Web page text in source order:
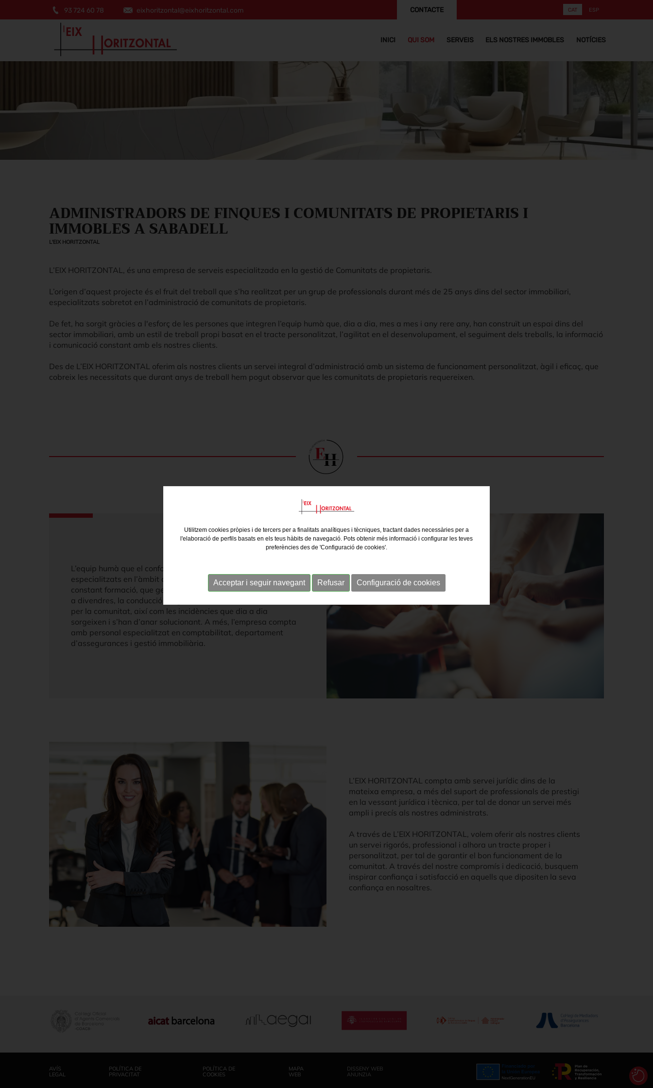
93 724 60 78 eixhoritzontal@eixhoritzontal.com CONTACTE CAT ESP
INICI QUI SOM SERVEIS ELS NOSTRES IMMOBLES NOTÍCIES
ADMINISTRADORS DE FINQUES I COMUNITATS DE PROPIETARIS I
IMMOBLES A SABADELL
L'EIX HORITZONTAL
L’EIX HORITZONTAL, és una empresa de serveis especialitzada en la gestió de Comunitats de propietaris.
L’origen d’aquest projecte és el fruit del treball que s’ha realitzat per un grup de professionals durant més de 25 anys dins del sector immobiliari,
especialitzats sobretot en l’administració de comunitats de propietaris.
De fet, ha sorgit gràcies a l'esforç de les persones que integren l’equip humà que, dia a dia, mes a mes i any rere any, han construït un espai dins del
sector immobiliari, amb un estil de treball propi basat en el tracte personalitzat, l’agilitat en el desenvolupament, el seguiment dels treballs, la informació
i comunicació constant amb els nostres clients.
Des de L’EIX HORITZONTAL oferim als nostres clients un servei integral d’administració amb un sistema de funcionament personalitzat, àgil i eficaç, que
cobreix les necessitats que durant anys de treball hem pogut observar que les comunitats de propietaris requereixen.
L’equip humà que el conforma està format per gestors
especialitzats en l’àmbit de les comunitats de propietaris i en
constant formació, que gestionen de forma permanent de dilluns
a divendres, la conducció i seguiment dels serveis contractats
per la comunitat, així com les incidències que dia a dia
sorgeixen i s’han d’anar solucionant. A més, l’empresa compta
amb personal especialitzat en comptabilitat, departament
d’assegurances i gestió immobiliària.
L’EIX HORITZONTAL compta amb servei jurídic dins de la
mateixa empresa, a més del suport de professionals de prestigi
en la vessant jurídica i tècnica, per tal de donar un servei més
ampli i precís als nostres administrats.
A través de L’EIX HORITZONTAL, volem oferir als nostres clients
un servei rigorós, professional i alhora un tracte proper i
personalitzat, per tal de garantir el bon funcionament de la
comunitat. A través del nostre compromís i dedicació, busquem
inspirar confiança i satisfacció en aquells que dipositen la seva
confiança en nosaltres.
AVÍS
LEGAL
POLÍTICA DE
PRIVACITAT
POLÍTICA DE
COOKIES
MAPA
WEB
DISSENY WEB
ANUNZIA
Utilitzem cookies pròpies i de tercers per a finalitats analítiques i tècniques, tractant dades necessàries per a
l'elaboració de perfils basats en els teus hàbits de navegació. Pots obtenir més informació i configurar les teves
preferències des de 'Configuració de cookies'.
Acceptar i seguir navegant Refusar Configuració de cookies